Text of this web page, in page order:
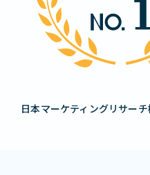
日本マーケティングリサー